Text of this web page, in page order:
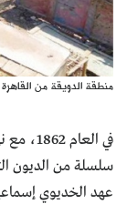
منطقة الدويقة من القاهرة
في
سلسلة من الديون
عهد الخديوي